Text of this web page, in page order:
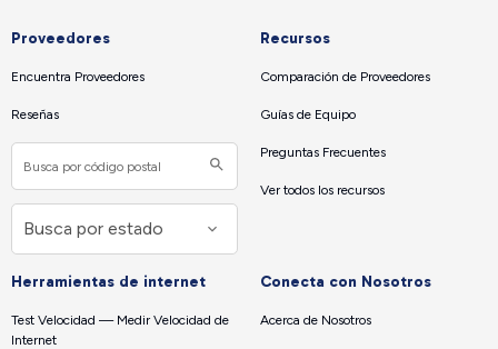
Proveedores
Encuentra Proveedores
Reseñas
Recursos
Comparación de Proveedores
Guías de Equipo
Preguntas Frecuentes
Ver todos los recursos
Herramientas de internet
Test Velocidad — Medir Velocidad de
Internet
Conecta con Nosotros
Acerca de Nosotros